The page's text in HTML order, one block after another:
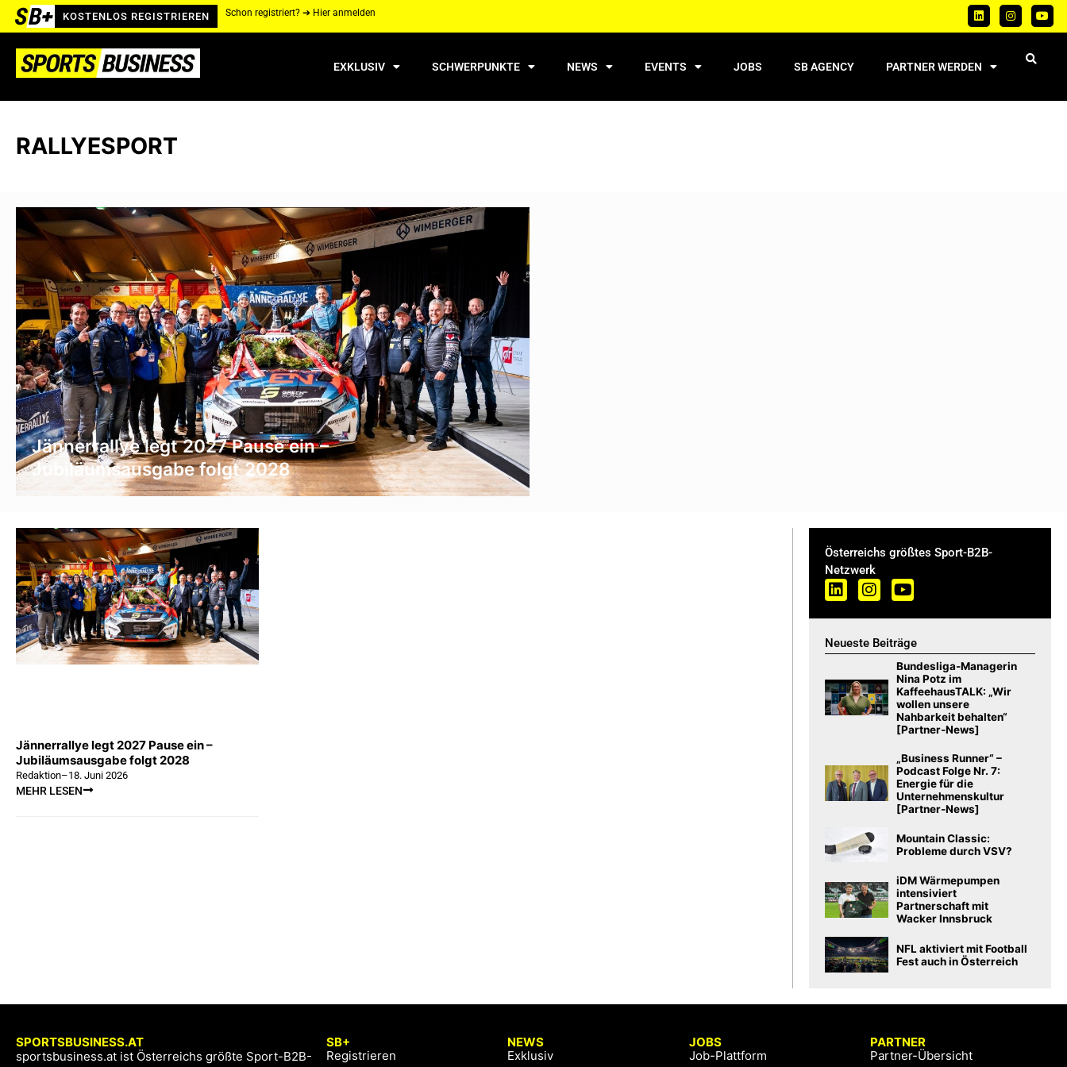
KOSTENLOS REGISTRIEREN Schon registriert? ➔ Hier anmelden
EXKLUSIV SCHWERPUNKTE NEWS EVENTS JOBS SB AGENCY PARTNER WERDEN
RALLYESPORT
Jännerrallye legt 2027 Pause ein –
Jubiläumsausgabe folgt 2028
Jännerrallye legt 2027 Pause ein –
Jubiläumsausgabe folgt 2028
Redaktion–18. Juni 2026
MEHR LESEN
Österreichs größtes Sport-B2B-
Netzwerk
Neueste Beiträge
Bundesliga-Managerin
Nina Potz im
KaffeehausTALK: „Wir
wollen unsere
Nahbarkeit behalten“
[Partner-News]
„Business Runner“ –
Podcast Folge Nr. 7:
Energie für die
Unternehmenskultur
[Partner-News]
Mountain Classic:
Probleme durch VSV?
iDM Wärmepumpen
intensiviert
Partnerschaft mit
Wacker Innsbruck
NFL aktiviert mit Football
Fest auch in Österreich
SPORTSBUSINESS.AT
sportsbusiness.at ist Österreichs größte Sport-B2B-
SB+
Registrieren
NEWS
Exklusiv
JOBS
Job-Plattform
PARTNER
Partner-Übersicht